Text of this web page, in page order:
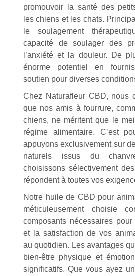
promouvoir la santé des
les chiens et les chats.
le soulagement
capacité de soulager des
l’anxiété et la douleur. De
énorme potentiel en
soutien pour diverses
Chez Naturafleur CBD, nous
que nos amis à fourrure,
chiens, ne méritent que le
régime alimentaire. C’est
appuyons exclusivement sur
naturels issus du
choisissons sélectivement
répondent à toutes vos
Notre huile de CBD pour
méticuleusement choisie
composants nécessaires
et la satisfaction de vos
au quotidien. Les avantages
bien-être physique et
significatifs. Que vous ayez